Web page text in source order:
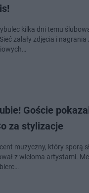
kilka dni temu
zalały zdjęcia i
Goście
za stylizacje
muzyczny, który sporą
z wieloma artystami.